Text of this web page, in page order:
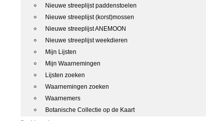
Nieuwe streeplijst paddenstoelen
Nieuwe streeplijst (korst)mossen
Nieuwe streeplijst ANEMOON
Nieuwe streeplijst weekdieren
Mijn Lijsten
Mijn Waarnemingen
Lijsten zoeken
Waarnemingen zoeken
Waarnemers
Botanische Collectie op de Kaart